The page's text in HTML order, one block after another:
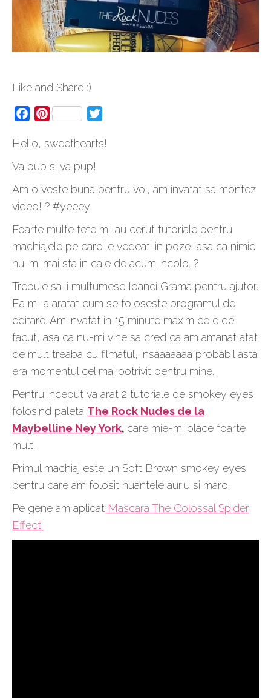
Like and Share :)
FacebookPinterest
Hello, sweethearts!
Va pup si va pup!
Am o veste buna pentru voi, am invatat sa montez
video! ? #yeeey
Foarte multe fete mi-au cerut tutoriale pentru
machiajele pe care le vedeati in poze, asa ca nimic
nu-mi mai sta in cale de acum incolo. ?
Trebuie sa-i multumesc Ioanei Grama pentru ajutor.
Ea mi-a aratat cum se foloseste programul de
editare. Am invatat in 15 minute maxim ce e de
facut, asa ca nu-mi vine sa cred ca am amanat atat
de mult treaba cu filmatul, insaaaaaaa probabil asta
era momentul cel mai potrivit pentru mine.
Pentru inceput va arat 2 tutoriale de smokey eyes,
folosind paleta The Rock Nudes de la
Maybelline Ney York, care mie-mi place foarte
mult.
Primul machiaj este un Soft Brown smokey eyes
pentru care am folosit nuantele auriu si maro.
Pe gene am aplicat Mascara The Colossal Spider
Effect.